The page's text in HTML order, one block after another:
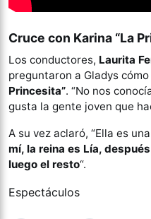
Cruce con Karina “La
Los conductores, Laurita
preguntaron a Gladys
Princesita”. “No nos
gusta la gente joven que
A su vez aclaró, “Ella es
mí, la reina es Lía,
luego el resto“.
Espectáculos